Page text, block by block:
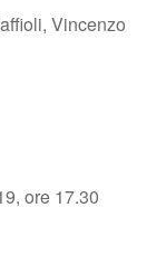
Vincenzo
ore 17.30